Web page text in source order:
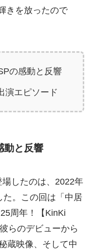
きを放ったので
の感動と反響
演エピソード
動と反響
したのは、2022年
た。この回は「中居
周年！【KinKi
らのデビューから
蔵映像、そして中